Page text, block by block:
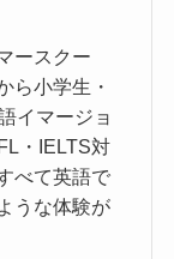
ースクー
ら小学生・
イマージョ
・IELTS対
べて英語で
うな体験が